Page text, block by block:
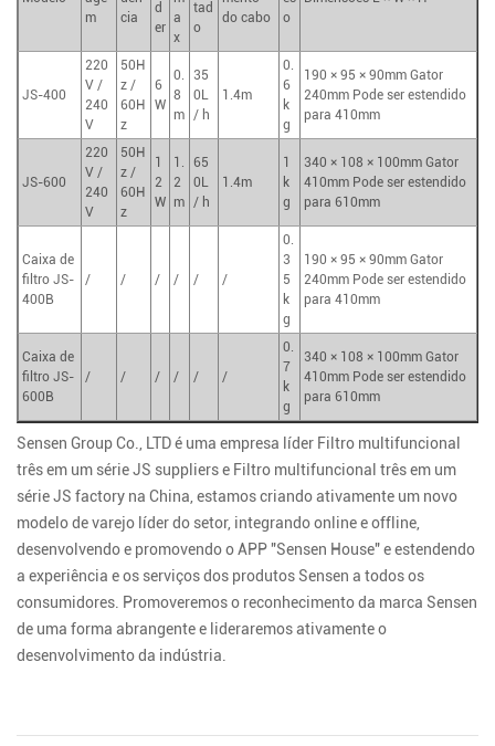
m
cia
d
er
a
x
tad
o
do cabo
o
JS-400
220
V /
240
V
50H
z /
60H
z
6
W
0.
8
m
35
0L
/ h
1.4m
0.
6
k
g
190 × 95 × 90mm Gator
240mm Pode ser estendido
para 410mm
JS-600
220
V /
240
V
50H
z /
60H
z
1
2
W
1.
2
m
65
0L
/ h
1.4m
1
k
g
340 × 108 × 100mm Gator
410mm Pode ser estendido
para 610mm
Caixa de
filtro JS-
400B
/ / / / / /
0.
3
5
k
g
190 × 95 × 90mm Gator
240mm Pode ser estendido
para 410mm
Caixa de
filtro JS-
600B
/ / / / / /
0.
7
k
g
340 × 108 × 100mm Gator
410mm Pode ser estendido
para 610mm
Sensen Group Co., LTD é uma empresa líder Filtro multifuncional
três em um série JS supplierse Filtro multifuncional três em um
série JS factory na China, estamos criando ativamente um novo
modelo de varejo líder do setor, integrando online e offline,
desenvolvendo e promovendo o APP "Sensen House" e estendendo
a experiência e os serviços dos produtos Sensen a todos os
consumidores. Promoveremos o reconhecimento da marca Sensen
de uma forma abrangente e lideraremos ativamente o
desenvolvimento da indústria.